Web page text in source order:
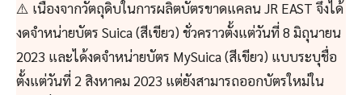
⚠️ เนื่องจากวัตถุดิบในการผลิตบัตรขาดแคลน JR EAST จึงได้
งดจำหน่ายบัตร Suica (สีเขียว) ชั่วคราวตั้งแต่วันที่ 8 มิถุนายน
2023 และได้งดจำหน่ายบัตร MySuica (สีเขียว) แบบระบุชื่อ
ตั้งแต่วันที่ 2 สิงหาคม 2023 แต่ยังสามารถออกบัตรใหม่ใน